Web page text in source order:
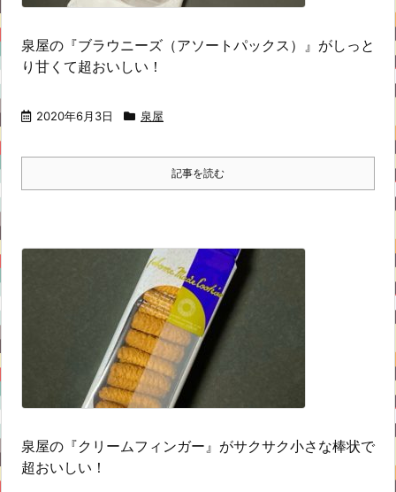
泉屋の『ブラウニーズ（アソートパックス）』がしっと
り甘くて超おいしい！
2020年6月3日 泉屋
記事を読む
泉屋の『クリームフィンガー』がサクサク小さな棒状で
超おいしい！